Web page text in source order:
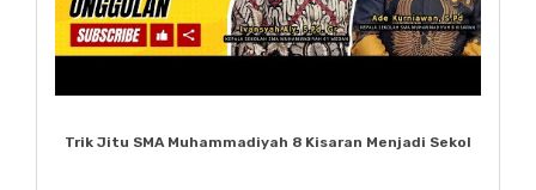
Trik Jitu SMA Muhammadiyah 8 Kisaran Menjadi Sekol